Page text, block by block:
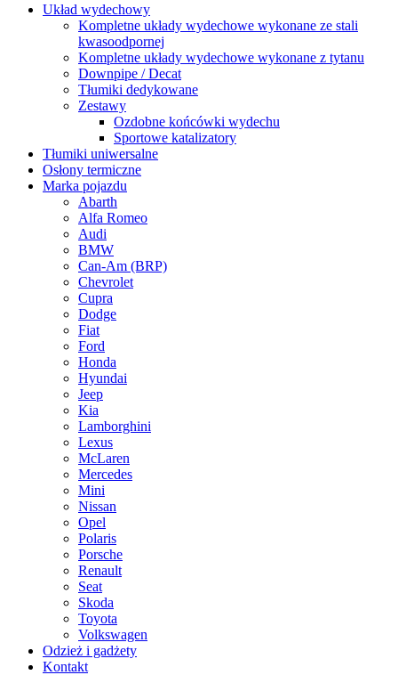
Układ wydechowy
Kompletne układy wydechowe wykonane ze stali
kwasoodpornej
Kompletne układy wydechowe wykonane z tytanu
Downpipe / Decat
Tłumiki dedykowane
Zestawy
Ozdobne końcówki wydechu
Sportowe katalizatory
Tłumiki uniwersalne
Osłony termiczne
Marka pojazdu
Abarth
Alfa Romeo
Audi
BMW
Can-Am (BRP)
Chevrolet
Cupra
Dodge
Fiat
Ford
Honda
Hyundai
Jeep
Kia
Lamborghini
Lexus
McLaren
Mercedes
Mini
Nissan
Opel
Polaris
Porsche
Renault
Seat
Skoda
Toyota
Volkswagen
Odzież i gadżety
Kontakt